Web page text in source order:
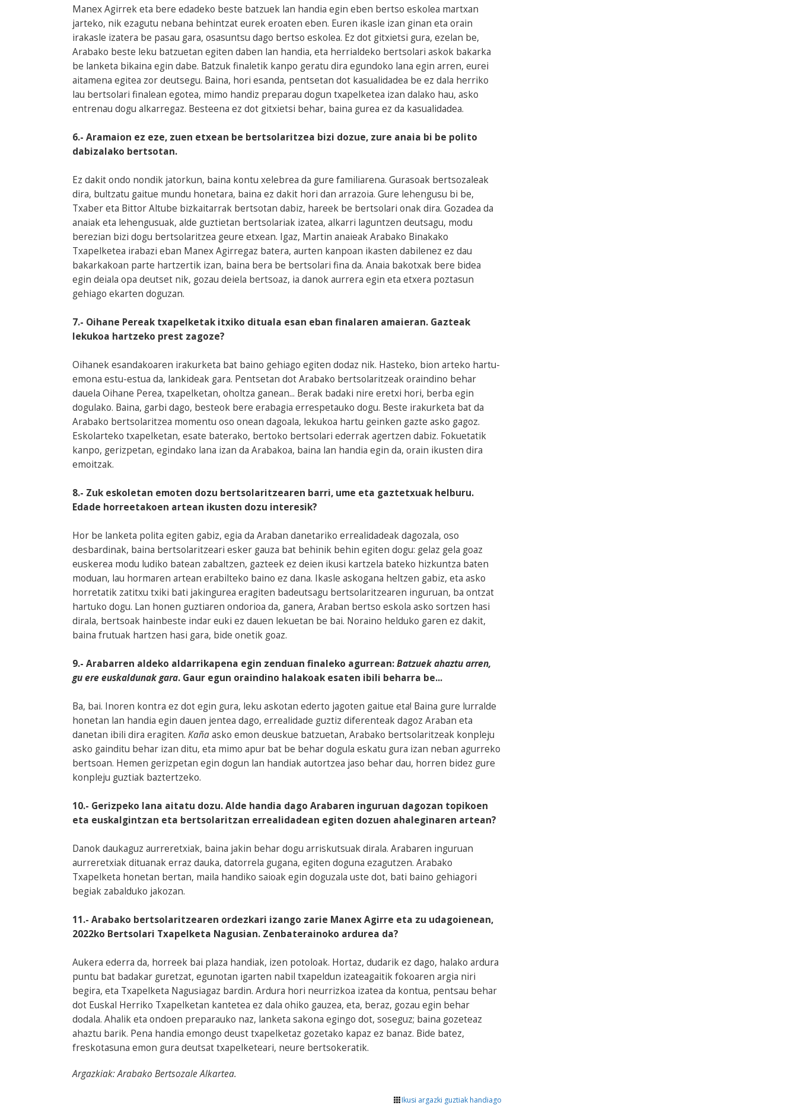
Manex Agirrek eta bere edadeko beste batzuek lan handia egin eben bertso eskolea martxan
jarteko, nik ezagutu nebana behintzat eurek eroaten eben. Euren ikasle izan ginan eta orain
irakasle izatera be pasau gara, osasuntsu dago bertso eskolea. Ez dot gitxietsi gura, ezelan be,
Arabako beste leku batzuetan egiten daben lan handia, eta herrialdeko bertsolari askok bakarka
be lanketa bikaina egin dabe. Batzuk finaletik kanpo geratu dira egundoko lana egin arren, eurei
aitamena egitea zor deutsegu. Baina, hori esanda, pentsetan dot kasualidadea be ez dala herriko
lau bertsolari finalean egotea, mimo handiz preparau dogun txapelketea izan dalako hau, asko
entrenau dogu alkarregaz. Besteena ez dot gitxietsi behar, baina gurea ez da kasualidadea.
6.- Aramaion ez eze, zuen etxean be bertsolaritzea bizi dozue, zure anaia bi be polito
dabizalako bertsotan.
Ez dakit ondo nondik jatorkun, baina kontu xelebrea da gure familiarena. Gurasoak bertsozaleak
dira, bultzatu gaitue mundu honetara, baina ez dakit hori dan arrazoia. Gure lehengusu bi be,
Txaber eta Bittor Altube bizkaitarrak bertsotan dabiz, hareek be bertsolari onak dira. Gozadea da
anaiak eta lehengusuak, alde guztietan bertsolariak izatea, alkarri laguntzen deutsagu, modu
berezian bizi dogu bertsolaritzea geure etxean. Igaz, Martin anaieak Arabako Binakako
Txapelketea irabazi eban Manex Agirregaz batera, aurten kanpoan ikasten dabilenez ez dau
bakarkakoan parte hartzertik izan, baina bera be bertsolari fina da. Anaia bakotxak bere bidea
egin deiala opa deutset nik, gozau deiela bertsoaz, ia danok aurrera egin eta etxera poztasun
gehiago ekarten doguzan.
7.- Oihane Pereak txapelketak itxiko dituala esan eban finalaren amaieran. Gazteak
lekukoa hartzeko prest zagoze?
Oihanek esandakoaren irakurketa bat baino gehiago egiten dodaz nik. Hasteko, bion arteko hartu-
emona estu-estua da, lankideak gara. Pentsetan dot Arabako bertsolaritzeak oraindino behar
dauela Oihane Perea, txapelketan, oholtza ganean... Berak badaki nire eretxi hori, berba egin
dogulako. Baina, garbi dago, besteok bere erabagia errespetauko dogu. Beste irakurketa bat da
Arabako bertsolaritzea momentu oso onean dagoala, lekukoa hartu geinken gazte asko gagoz.
Eskolarteko txapelketan, esate baterako, bertoko bertsolari ederrak agertzen dabiz. Fokuetatik
kanpo, gerizpetan, egindako lana izan da Arabakoa, baina lan handia egin da, orain ikusten dira
emoitzak.
8.- Zuk eskoletan emoten dozu bertsolaritzearen barri, ume eta gaztetxuak helburu.
Edade horreetakoen artean ikusten dozu interesik?
Hor be lanketa polita egiten gabiz, egia da Araban danetariko errealidadeak dagozala, oso
desbardinak, baina bertsolaritzeari esker gauza bat behinik behin egiten dogu: gelaz gela goaz
euskerea modu ludiko batean zabaltzen, gazteek ez deien ikusi kartzela bateko hizkuntza baten
moduan, lau hormaren artean erabilteko baino ez dana. Ikasle askogana heltzen gabiz, eta asko
horretatik zatitxu txiki bati jakingurea eragiten badeutsagu bertsolaritzearen inguruan, ba ontzat
hartuko dogu. Lan honen guztiaren ondorioa da, ganera, Araban bertso eskola asko sortzen hasi
dirala, bertsoak hainbeste indar euki ez dauen lekuetan be bai. Noraino helduko garen ez dakit,
baina frutuak hartzen hasi gara, bide onetik goaz.
9.- Arabarren aldeko aldarrikapena egin zenduan finaleko agurrean:Batzuek ahaztu arren,
gu ere euskaldunak gara. Gaur egun oraindino halakoak esaten ibili beharra be...
Ba, bai. Inoren kontra ez dot egin gura, leku askotan ederto jagoten gaitue eta! Baina gure lurralde
honetan lan handia egin dauen jentea dago, errealidade guztiz diferenteak dagoz Araban eta
danetan ibili dira eragiten. Kañaasko emon deuskue batzuetan, Arabako bertsolaritzeak konpleju
asko gainditu behar izan ditu, eta mimo apur bat be behar dogula eskatu gura izan neban agurreko
bertsoan. Hemen gerizpetan egin dogun lan handiak autortzea jaso behar dau, horren bidez gure
konpleju guztiak baztertzeko.
10.- Gerizpeko lana aitatu dozu. Alde handia dago Arabaren inguruan dagozan topikoen
eta euskalgintzan eta bertsolaritzan errealidadean egiten dozuen ahaleginaren artean?
Danok daukaguz aurreretxiak, baina jakin behar dogu arriskutsuak dirala. Arabaren inguruan
aurreretxiak dituanak erraz dauka, datorrela gugana, egiten doguna ezagutzen. Arabako
Txapelketa honetan bertan, maila handiko saioak egin doguzala uste dot, bati baino gehiagori
begiak zabalduko jakozan.
11.- Arabako bertsolaritzearen ordezkari izango zarie Manex Agirre eta zu udagoienean,
2022ko Bertsolari Txapelketa Nagusian. Zenbaterainoko ardurea da?
Aukera ederra da, horreek bai plaza handiak, izen potoloak. Hortaz, dudarik ez dago, halako ardura
puntu bat badakar guretzat, egunotan igarten nabil txapeldun izateagaitik fokoaren argia niri
begira, eta Txapelketa Nagusiagaz bardin. Ardura hori neurrizkoa izatea da kontua, pentsau behar
dot Euskal Herriko Txapelketan kantetea ez dala ohiko gauzea, eta, beraz, gozau egin behar
dodala. Ahalik eta ondoen preparauko naz, lanketa sakona egingo dot, soseguz; baina gozeteaz
ahaztu barik. Pena handia emongo deust txapelketaz gozetako kapaz ez banaz. Bide batez,
freskotasuna emon gura deutsat txapelketeari, neure bertsokeratik.
Argazkiak: Arabako Bertsozale Alkartea.
Ikusi argazki guztiak handiago